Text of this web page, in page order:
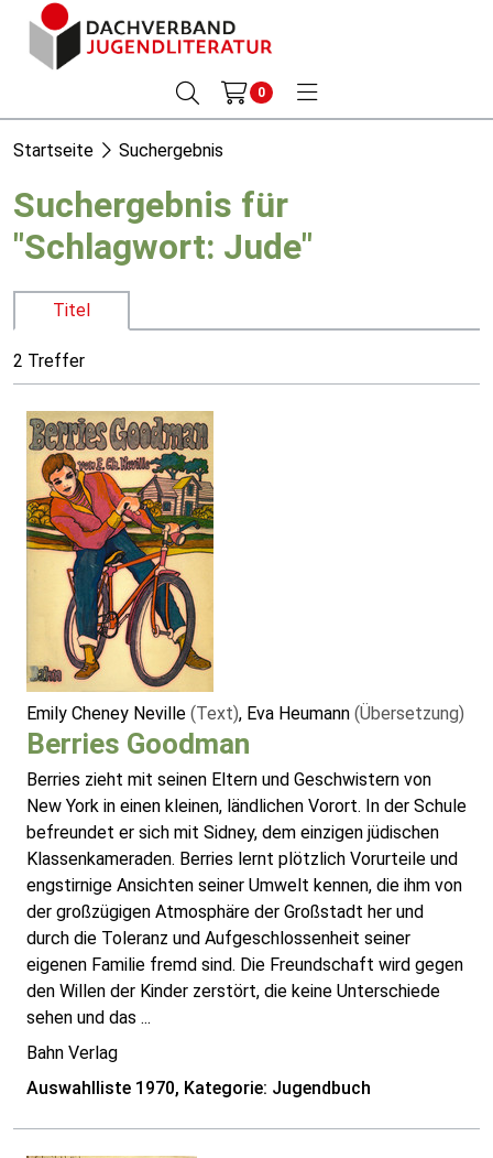
0
Startseite Suchergebnis
Suchergebnis für
"Schlagwort: Jude"
Titel
2 Treffer
Emily Cheney Neville (Text), Eva Heumann (Übersetzung)
Berries Goodman
Berries zieht mit seinen Eltern und Geschwistern von
New York in einen kleinen, ländlichen Vorort. In der Schule
befreundet er sich mit Sidney, dem einzigen jüdischen
Klassenkameraden. Berries lernt plötzlich Vorurteile und
engstirnige Ansichten seiner Umwelt kennen, die ihm von
der großzügigen Atmosphäre der Großstadt her und
durch die Toleranz und Aufgeschlossenheit seiner
eigenen Familie fremd sind. Die Freundschaft wird gegen
den Willen der Kinder zerstört, die keine Unterschiede
sehen und das ...
Bahn Verlag
Auswahlliste 1970, Kategorie: Jugendbuch